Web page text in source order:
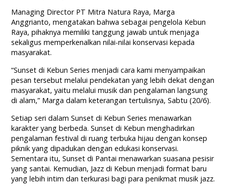
Managing Director PT Mitra Natura Raya, Marga
Anggrianto, mengatakan bahwa sebagai pengelola Kebun
Raya, pihaknya memiliki tanggung jawab untuk menjaga
sekaligus memperkenalkan nilai-nilai konservasi kepada
masyarakat.
“Sunset di Kebun Series menjadi cara kami menyampaikan
pesan tersebut melalui pendekatan yang lebih dekat dengan
masyarakat, yaitu melalui musik dan pengalaman langsung
di alam,” Marga dalam keterangan tertulisnya, Sabtu (20/6).
Setiap seri dalam Sunset di Kebun Series menawarkan
karakter yang berbeda. Sunset di Kebun menghadirkan
pengalaman festival di ruang terbuka hijau dengan konsep
piknik yang dipadukan dengan edukasi konservasi.
Sementara itu, Sunset di Pantai menawarkan suasana pesisir
yang santai. Kemudian, Jazz di Kebun menjadi format baru
yang lebih intim dan terkurasi bagi para penikmat musik jazz.